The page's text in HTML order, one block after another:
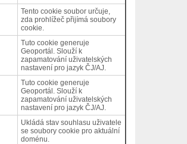
Tento cookie soubor určuje,
zda prohlížeč přijímá soubory
cookie.
Tuto cookie generuje
Geoportál. Slouží k
zapamatování uživatelských
nastavení pro jazyk ČJ/AJ.
Tuto cookie generuje
Geoportál. Slouží k
zapamatování uživatelských
nastavení pro jazyk ČJ/AJ.
Ukládá stav souhlasu uživatele
se soubory cookie pro aktuální
doménu.